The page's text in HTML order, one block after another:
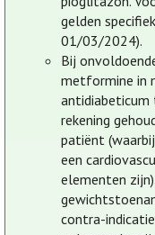
gelden
01/03/2024).
Bij
metformine in
antidiabeticum
rekening
patiënt
een
elementen
contra-